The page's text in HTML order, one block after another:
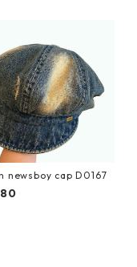
newsboy cap D0167